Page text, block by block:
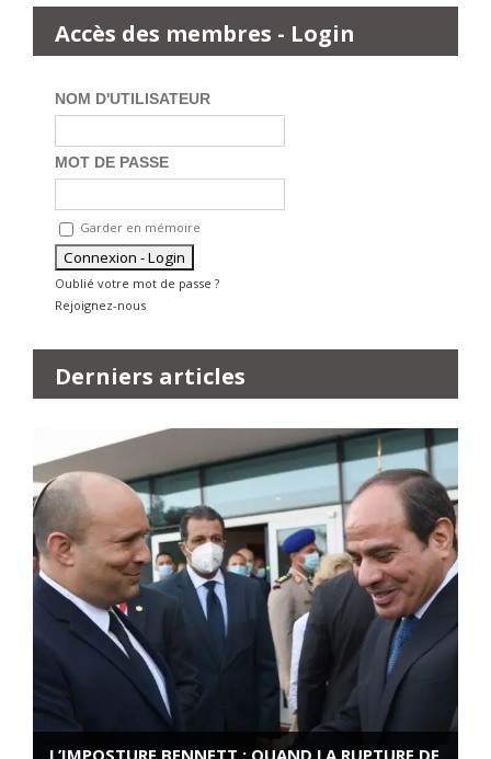
Accès des membres - Login
NOM D'UTILISATEUR
MOT DE PASSE
Garder en mémoire
Oublié votre mot de passe ?
Rejoignez-nous
Derniers articles